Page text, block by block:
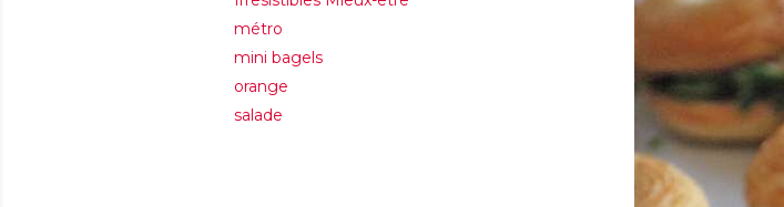
métro
mini bagels
orange
salade